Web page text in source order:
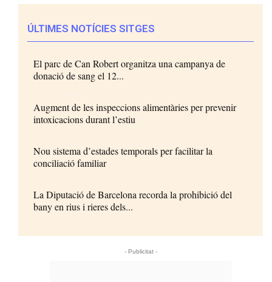
ÚLTIMES NOTÍCIES SITGES
El parc de Can Robert organitza una campanya de
donació de sang el 12...
Augment de les inspeccions alimentàries per prevenir
intoxicacions durant l’estiu
Nou sistema d’estades temporals per facilitar la
conciliació familiar
La Diputació de Barcelona recorda la prohibició del
bany en rius i rieres dels...
- Publicitat -